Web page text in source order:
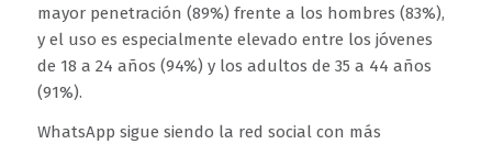
mayor penetración (89%) frente a los hombres (83%),
y el uso es especialmente elevado entre los jóvenes
de 18 a 24 años (94%) y los adultos de 35 a 44 años
(91%).
WhatsApp sigue siendo la red social con más